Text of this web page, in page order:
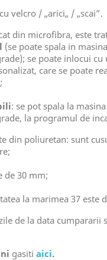
cu velcro / „arici„ / „scai”.
din microfibra, este
(se poate spala in
se poate inlocui cu
care se poate
: se pot spala la
la programul de
din poliuretan: sunt
de 30 mm;
la marimea 37 este
de la data cumpararii
gasiti aici.